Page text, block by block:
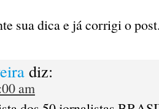
sua dica e já corrigi o
diz:
am